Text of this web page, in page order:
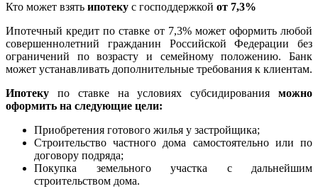
Кто может взять ипотеку с господдержкой от 7,3%
Ипотечный кредит по ставке от 7,3% может оформить любой
совершеннолетний гражданин Российской Федерации без
ограничений по возрасту и семейному положению. Банк
может устанавливать дополнительные требования к клиентам.
Ипотеку по ставке на условиях субсидирования можно
оформить на следующие цели:
Приобретения готового жилья у застройщика;
Строительство частного дома самостоятельно или по
договору подряда;
Покупка земельного участка с дальнейшим
строительством дома.